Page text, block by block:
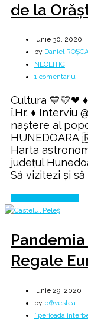
de la
iunie 30, 2020
by Daniel
NEOLITIC
1 comentariu
♦
de
la
Cultura 💙💛❤
î.Hr. ♦ Interviu
naştere al
HUNEDOARA
Harta
județul
Să vizitezi și
Regale
iunie 29, 2020
by p⊕vestea
[ perioada